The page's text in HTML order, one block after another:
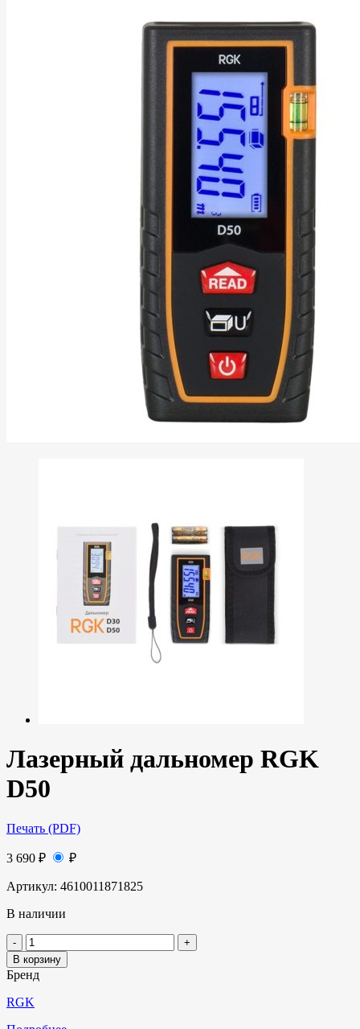
Лазерный дальномер RGK
D50
Печать (PDF)
3 690 ₽ ₽
Артикул: 4610011871825
В наличии
В корзину
Бренд
RGK